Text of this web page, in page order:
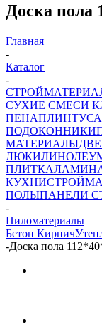
Доска пола
Главная
-
Каталог
-
СУХИЕ СМЕСИ
ПЕНАПЛИНТУСА
ПОДОКОННИКИ
МАТЕРИАЛЫ
ЛЮКИ
ПЛИТКА
КУХНИ
ПОЛЫПАНЕЛИ
-
Пиломатериалы
Бетон Кирпич
-Доска пола